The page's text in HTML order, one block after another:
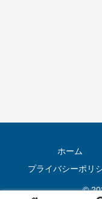
ホーム
プライバシーポリ
©